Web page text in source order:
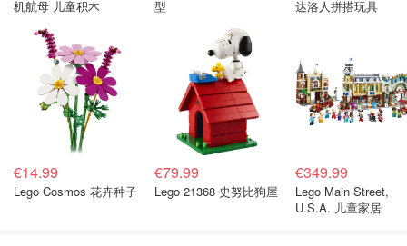
机航母 儿童积木
型
达洛人拼搭玩具
€14.99
Lego Cosmos 花卉种子
€79.99
Lego 21368 史努比狗屋
€349.99
Lego Main Street,
U.S.A. 儿童家居